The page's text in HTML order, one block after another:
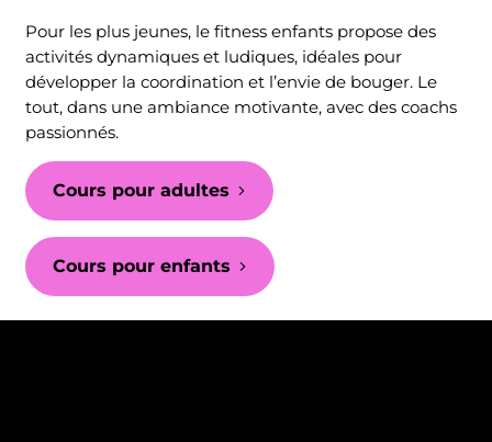
Pour les plus jeunes, le fitness enfants propose des
activités dynamiques et ludiques, idéales pour
développer la coordination et l’envie de bouger. Le
tout, dans une ambiance motivante, avec des coachs
passionnés.
Cours pour adultes
Cours pour enfants